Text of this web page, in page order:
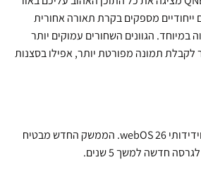
ייחודיים מספקים בקרת תאורה אחורית
במיוחד. הגוונים השחורים עמוקים יותר
לקבלת תמונה מפורטת יותר, אפילו בסצנות
ממשק אינטואיטיבי, נוח וידידותי 26 webOS. הממשק החדש מבטיח
חדשה למשך 5 שנים.